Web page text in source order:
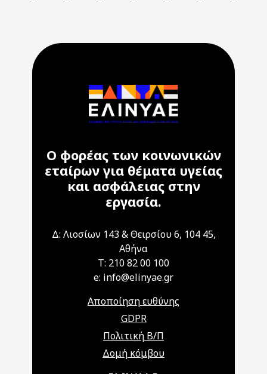
Ο φορέας των κοινωνικών
εταίρων για θέματα υγείας
και ασφάλειας στην
εργασία.
Δ: Λιοσίων 143 & Θειρσίου 6, 104 45,
Αθήνα
T: 210 82 00 100
e: info@elinyae.gr
Αποποίηση ευθύνης
GDPR
Πολιτική Β/Π
Δομή κόμβου